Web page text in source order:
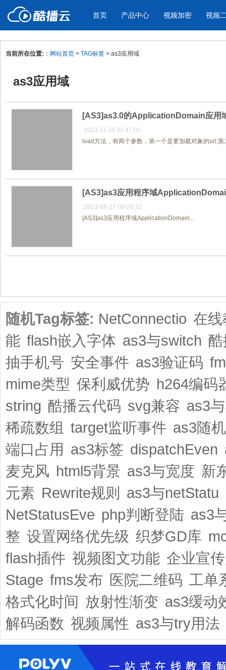
首页 产品中心
产品与新功能
教学课程全终端视频加密
防下载/防盗录/防录屏/防篡改
免费稳定无广
帮助企业视频
视频加密 视频
应用场景
色
内容
当前所在位置: ： 网站首页 > TAG标签 > as3应用域
as3应用域
[AS3]as3.0的ApplicationDomain应用
2013-11-25 11:47:02
load方法，有两个参数，第一个是要加载对象的url;
[AS3]as3应用程序域
2013-09-27 09:09:32
[AS3]as3应用程序域ApplicationDomain...
随机Tag标签: NetConnectio 在
能 flash嵌入字体 as3与switch
抽手机号 安全事件 as3验证码
mime类型 保利威优势 h264编码
string 酷播云代码 svg兼容 as3
稀疏数组 target监听事件 as3随
端口占用 as3标签 dispatchEven
麦克风 html5背景 as3与宽度 新
元素 Rewrite规则 as3与netStatu
NetStatusEve php判断登陆 as3
整 设置网络优先级 织梦GD库
flash插件 视频图文功能 企业宣
Stage fms发布 医院二维码 工单
格式化时间 放射性渐变 as3缓动
解码函数 视频属性 as3与try用法